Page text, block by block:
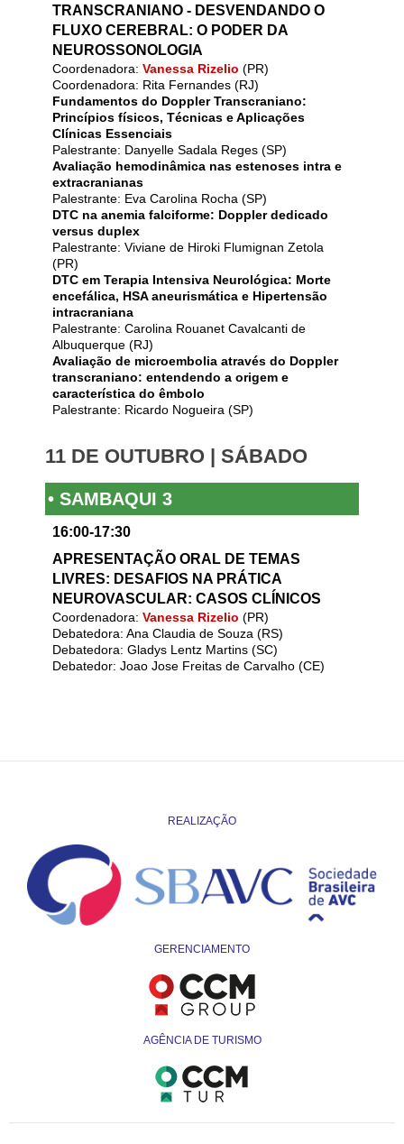
TRANSCRANIANO - DESVENDANDO O
FLUXO CEREBRAL: O PODER DA
NEUROSSONOLOGIA
Coordenadora: Vanessa Rizelio (PR)
Coordenadora: Rita Fernandes (RJ)
Fundamentos do Doppler Transcraniano:
Princípios físicos, Técnicas e Aplicações
Clínicas Essenciais
Palestrante: Danyelle Sadala Reges (SP)
Avaliação hemodinâmica nas estenoses intra e
extracranianas
Palestrante: Eva Carolina Rocha (SP)
DTC na anemia falciforme: Doppler dedicado
versus duplex
Palestrante: Viviane de Hiroki Flumignan Zetola
(PR)
DTC em Terapia Intensiva Neurológica: Morte
encefálica, HSA aneurismática e Hipertensão
intracraniana
Palestrante: Carolina Rouanet Cavalcanti de
Albuquerque (RJ)
Avaliação de microembolia através do Doppler
transcraniano: entendendo a origem e
característica do êmbolo
Palestrante: Ricardo Nogueira (SP)
11 DE OUTUBRO | SÁBADO
• SAMBAQUI 3
16:00-17:30
APRESENTAÇÃO ORAL DE TEMAS
LIVRES: DESAFIOS NA PRÁTICA
NEUROVASCULAR: CASOS CLÍNICOS
Coordenadora: Vanessa Rizelio (PR)
Debatedora: Ana Claudia de Souza (RS)
Debatedora: Gladys Lentz Martins (SC)
Debatedor: Joao Jose Freitas de Carvalho (CE)
REALIZAÇÃO
GERENCIAMENTO
AGÊNCIA DE TURISMO